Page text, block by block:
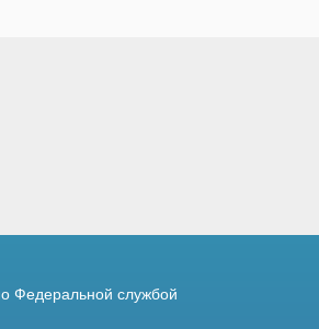
Федеральной службой